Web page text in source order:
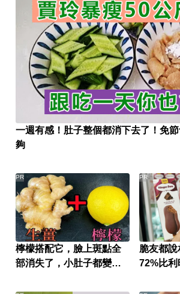
一週有感！肚子整個都消下去了！免
夠
檸檬搭配它，臉上斑點全
部消失了，小肚子都變平
PR
脆友都
72%比利
PR